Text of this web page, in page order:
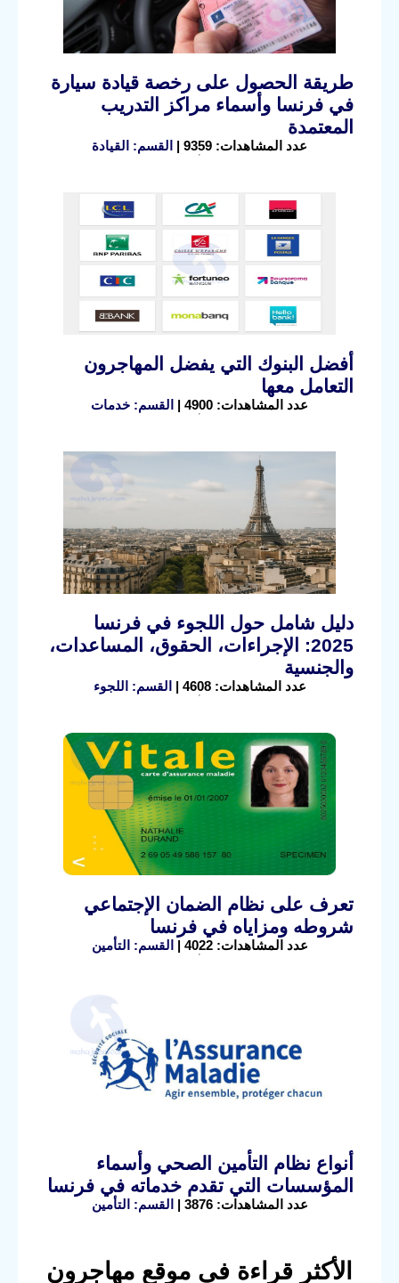
طريقة الحصول على رخصة قيادة سيارة
في فرنسا وأسماء مراكز التدريب
المعتمدة
عدد المشاهدات: 9359 | القسم: القيادة
أفضل البنوك التي يفضل المهاجرون
التعامل معها
عدد المشاهدات: 4900 | القسم: خدمات
دليل شامل حول اللجوء في فرنسا
2025: الإجراءات، الحقوق، المساعدات،
والجنسية
عدد المشاهدات: 4608 | القسم: اللجوء
تعرف على نظام الضمان الإجتماعي
شروطه ومزاياه في فرنسا
عدد المشاهدات: 4022 | القسم: التأمين
أنواع نظام التأمين الصحي وأسماء
المؤسسات التي تقدم خدماته في فرنسا
عدد المشاهدات: 3876 | القسم: التأمين
الأكثر قراءة في موقع مهاجرون